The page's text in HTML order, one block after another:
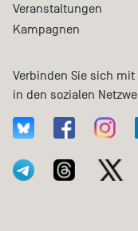
Veranstaltungen
Kampagnen
Verbinden Sie sich mit
in den sozialen